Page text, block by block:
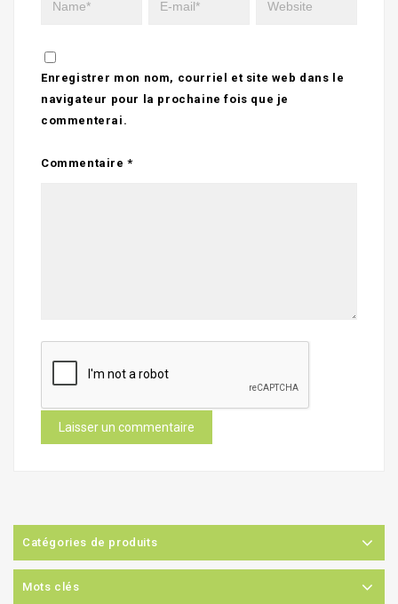
Enregistrer mon nom, courriel et site web dans le
navigateur pour la prochaine fois que je
commenterai.
Commentaire*
Catégories de produits
Mots clés